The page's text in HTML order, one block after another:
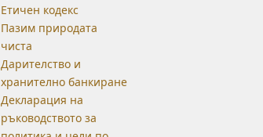
Етичен кодекс
Пазим природата
чиста
Дарителство и
хранително банкиране
Декларация на
ръководството за